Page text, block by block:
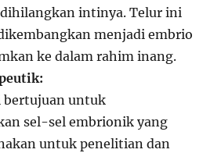
intinya. Telur ini
menjadi embrio
ke dalam rahim inang.
untuk
sel-sel embrionik yang
untuk penelitian dan